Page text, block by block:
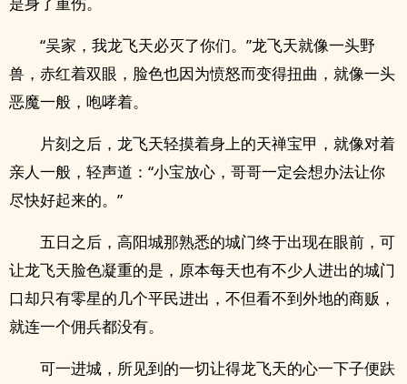
“吴家，我龙飞天必灭了你们。”龙飞天就像一头野
兽，赤红着双眼，脸色也因为愤怒而变得扭曲，就像一头
恶魔一般，咆哮着。
片刻之后，龙飞天轻摸着身上的天禅宝甲，就像对着
亲人一般，轻声道：“小宝放心，哥哥一定会想办法让你
尽快好起来的。”
五日之后，高阳城那熟悉的城门终于出现在眼前，可
让龙飞天脸色凝重的是，原本每天也有不少人进出的城门
口却只有零星的几个平民进出，不但看不到外地的商贩，
就连一个佣兵都没有。
可一进城，所见到的一切让得龙飞天的心一下子便趺